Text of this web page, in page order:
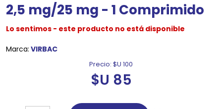
2,5 mg/25 mg - 1 Comprimido
Lo sentimos - este producto no está disponible
Marca: VIRBAC
Precio: $U 100
$U 85